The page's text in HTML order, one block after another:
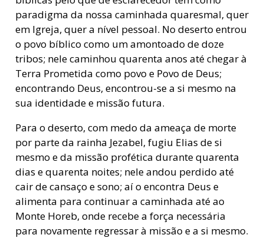
paradigma da nossa caminhada quaresmal, quer
em Igreja, quer a nível pessoal. No deserto entrou
o povo bíblico como um amontoado de doze
tribos; nele caminhou quarenta anos até chegar à
Terra Prometida como povo e Povo de Deus;
encontrando Deus, encontrou-se a si mesmo na
sua identidade e missão futura.
Para o deserto, com medo da ameaça de morte
por parte da rainha Jezabel, fugiu Elias de si
mesmo e da missão profética durante quarenta
dias e quarenta noites; nele andou perdido até
cair de cansaço e sono; aí o encontra Deus e
alimenta para continuar a caminhada até ao
Monte Horeb, onde recebe a força necessária
para novamente regressar à missão e a si mesmo.